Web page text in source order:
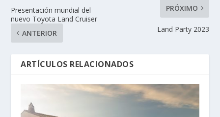
Presentación mundial del
nuevo Toyota Land Cruiser
ANTERIOR
PRÓXIMO
Land Party 2023
ARTÍCULOS RELACIONADOS